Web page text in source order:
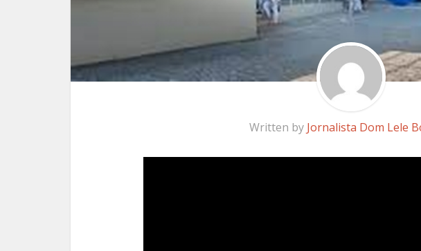
Written by Jornalista Dom Lele